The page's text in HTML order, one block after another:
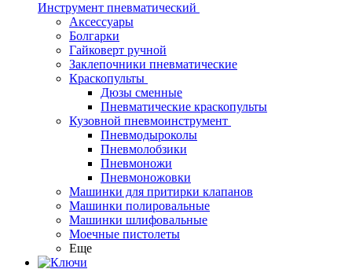
Инструмент пневматический
Аксессуары
Болгарки
Гайковерт ручной
Заклепочники пневматические
Краскопульты
Дюзы сменные
Пневматические краскопульты
Кузовной пневмоинструмент
Пневмодыроколы
Пневмолобзики
Пневмоножи
Пневмоножовки
Машинки для притирки клапанов
Машинки полировальные
Машинки шлифовальные
Моечные пистолеты
Еще